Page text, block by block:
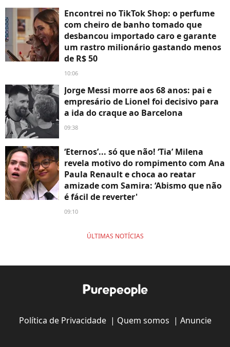
Encontrei no TikTok Shop: o perfume
com cheiro de banho tomado que
desbancou importado caro e garante
um rastro milionário gastando menos
de R$ 50
10:06
Jorge Messi morre aos 68 anos: pai e
empresário de Lionel foi decisivo para
a ida do craque ao Barcelona
09:38
‘Eternos’... só que não! ‘Tia’ Milena
revela motivo do rompimento com Ana
Paula Renault e choca ao reatar
amizade com Samira: ‘Abismo que não
é fácil de reverter'
09:10
ÚLTIMAS NOTÍCIAS
Política de Privacidade| Quem somos | Anuncie